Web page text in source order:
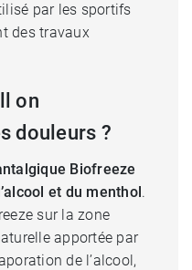
par les sportifs
des travaux
on
douleurs ?
Biofreeze
et du menthol.
sur la zone
apportée par
de l’alcool,